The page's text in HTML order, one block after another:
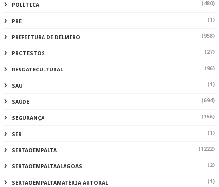
POLÍTICA (480)
PRE (1)
PREFEITURA DE DELMIRO (958)
PROTESTOS (27)
RESGATECULTURAL (96)
SAU (1)
SAÚDE (694)
SEGURANÇA (156)
SER (1)
SERTAOEMPALTA (1222)
SERTAOEMPALTAALAGOAS (2)
SERTAOEMPALTAMATÉRIA AUTORAL (1)